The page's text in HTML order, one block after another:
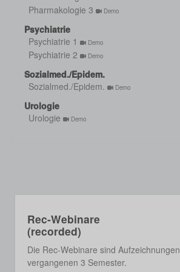
Pharmakologie 3 Demo
Psychiatrie
Psychiatrie 1
Demo
Psychiatrie 2 Demo
Sozialmed./Epidem.
Sozialmed./Epidem.
Demo
Urologie
Urologie
Demo
Rec-Webinare
(recorded)
Die Rec-Webinare sind
vergangenen 3 Semester.